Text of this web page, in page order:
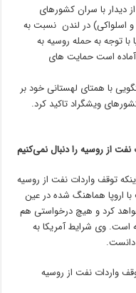
با سران کشورهای
اسلواکی) در لندن نسبت به
توجه به حمله روسیه به
است حمایت های
با همتای لهستانی خود بر
ویشگراد تاکید کرد.
توقف واردات نفت از روسیه
اروپا هماهنگ شده در عین
کرد و هیچ درخواستی هم
است. وی شرایط آمریکا به
دانست.
واردات نفت از روسیه